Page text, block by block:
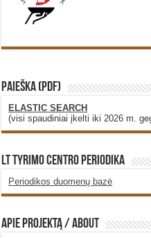
PAIEŠKA (PDF)
ELASTIC SEARCH
(visi spaudiniai įkelti iki 2026 m.
LT Tyrimo Centro Periodika
Periodikos duomenų bazė
Apie projektą / About